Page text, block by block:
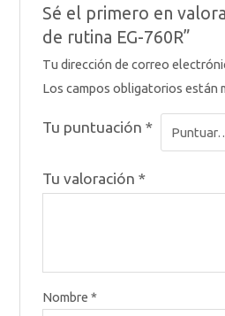
Sé el primero en
de rutina EG-760R”
Tu dirección de correo
Los campos obligatorios están
Tu puntuación *
Tu valoración *
Nombre *